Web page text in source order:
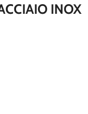
INOX